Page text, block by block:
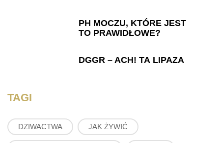
PH MOCZU, KTÓRE JEST
TO PRAWIDŁOWE?
DGGR – ACH! TA LIPAZA
TAGI
DZIWACTWA JAK ŻYWIĆ